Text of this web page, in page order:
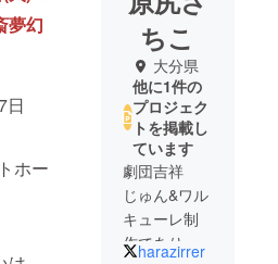
夢幻
ホー
ちこ
大分県
他に1件の
プロジェク
トを掲載し
ています
劇団吉祥
じゅん&ワル
キューレ制
作であり、
harazirrer